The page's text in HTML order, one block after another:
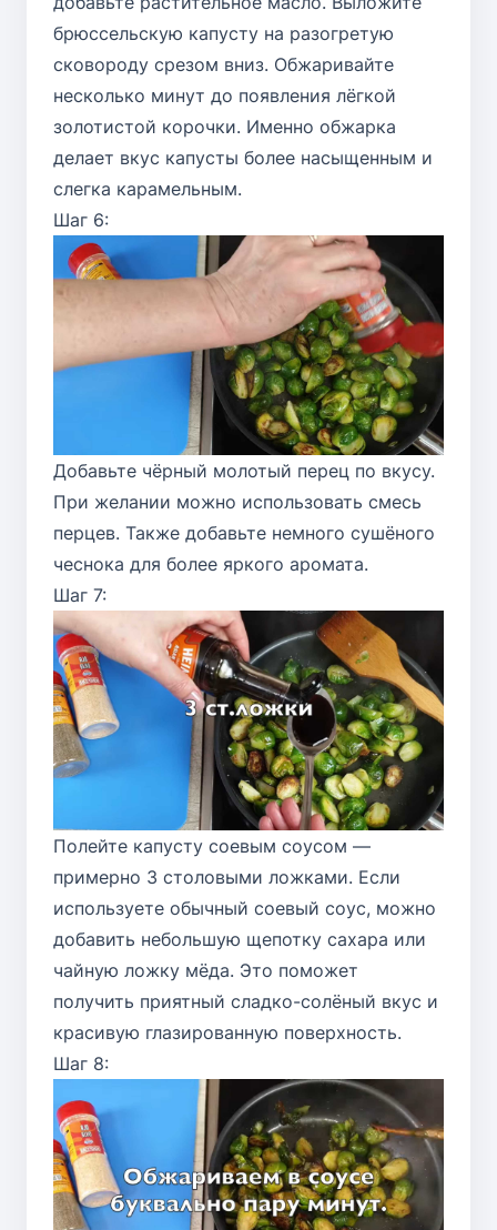
брюссельскую капусту на разогретую
сковороду срезом вниз. Обжаривайте
несколько минут до появления лёгкой
золотистой корочки. Именно обжарка
делает вкус капусты более насыщенным и
слегка карамельным.
Шаг 6:
Добавьте чёрный молотый перец по вкусу.
При желании можно использовать смесь
перцев. Также добавьте немного сушёного
чеснока для более яркого аромата.
Шаг 7:
Полейте капусту соевым соусом —
примерно 3 столовыми ложками. Если
используете обычный соевый соус, можно
добавить небольшую щепотку сахара или
чайную ложку мёда. Это поможет
получить приятный сладко-солёный вкус и
красивую глазированную поверхность.
Шаг 8: